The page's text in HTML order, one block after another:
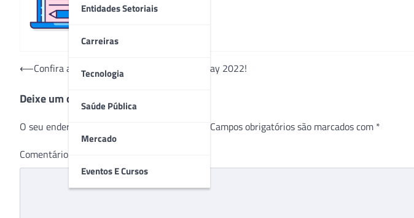
Entidades Setoriais
Carreiras
Tecnologia
Saúde Pública
Mercado
Eventos E Cursos
Navegação
Post
⟵Confira as edições do Jornal Hospitalar Today 2022!
Deixe um comentário
O seu endereço de e-mail não será publicado. Campos obrigatórios são marcados com *
Comentário